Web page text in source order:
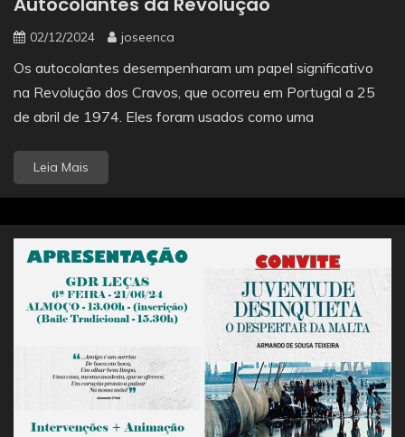
02/12/2024 joseenca
Os autocolantes desempenharam um papel significativo
na Revolução dos Cravos, que ocorreu em Portugal a 25
de abril de 1974. Eles foram usados como uma
Leia Mais